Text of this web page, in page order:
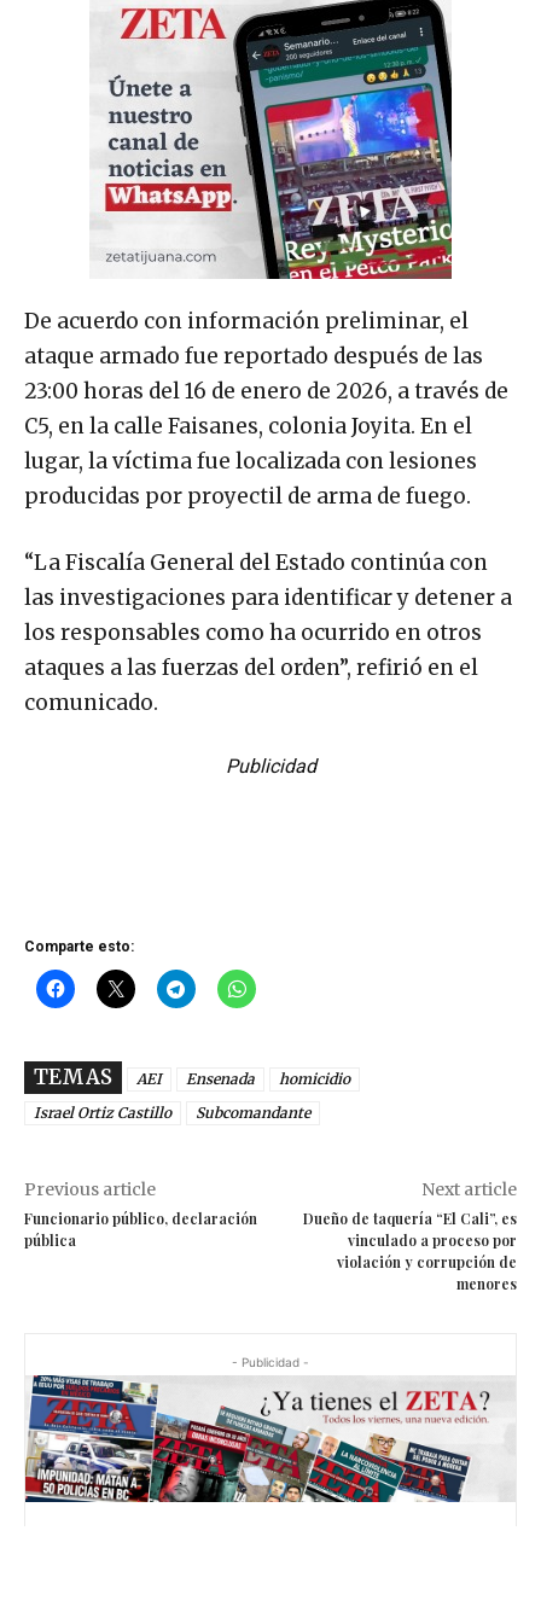
De acuerdo con información preliminar, el
ataque armado fue reportado después de las
23:00 horas del 16 de enero de 2026, a través de
C5, en la calle Faisanes, colonia Joyita. En el
lugar, la víctima fue localizada con lesiones
producidas por proyectil de arma de fuego.
“La Fiscalía General del Estado continúa con
las investigaciones para identificar y detener a
los responsables como ha ocurrido en otros
ataques a las fuerzas del orden”, refirió en el
comunicado.
Publicidad
Comparte esto:
TEMAS AEI Ensenada
homicidio
Israel Ortiz Castillo
Subcomandante
Previous article
Funcionario público, declaración
pública
Next article
Dueño de taquería “El Cali”, es
vinculado a proceso por
violación y corrupción de
menores
- Publicidad -